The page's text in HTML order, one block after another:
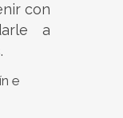
con
a
e